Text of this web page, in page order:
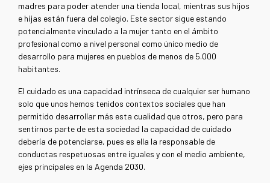
madres para poder atender una tienda local, mientras sus hijos
e hijas están fuera del colegio. Este sector sigue estando
potencialmente vinculado a la mujer tanto en el ámbito
profesional como a nivel personal como único medio de
desarrollo para mujeres en pueblos de menos de 5.000
habitantes.
El cuidado es una capacidad intrínseca de cualquier ser humano
solo que unos hemos tenidos contextos sociales que han
permitido desarrollar más esta cualidad que otros, pero para
sentirnos parte de esta sociedad la capacidad de cuidado
debería de potenciarse, pues es ella la responsable de
conductas respetuosas entre iguales y con el medio ambiente,
ejes principales en la Agenda 2030.